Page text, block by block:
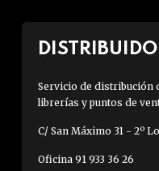
Servicio de distribución
librerías y puntos de
C/ San Máximo 31 - 2º
Oficina 91 933 36 26